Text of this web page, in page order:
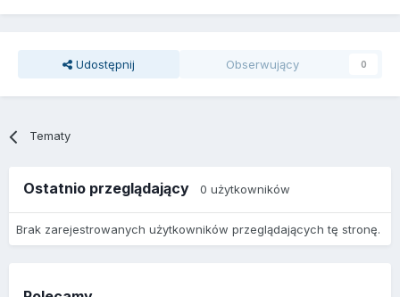
Udostępnij Obserwujący 0
Tematy
Ostatnio przeglądający 0 użytkowników
Brak zarejestrowanych użytkowników przeglądających tę stronę.